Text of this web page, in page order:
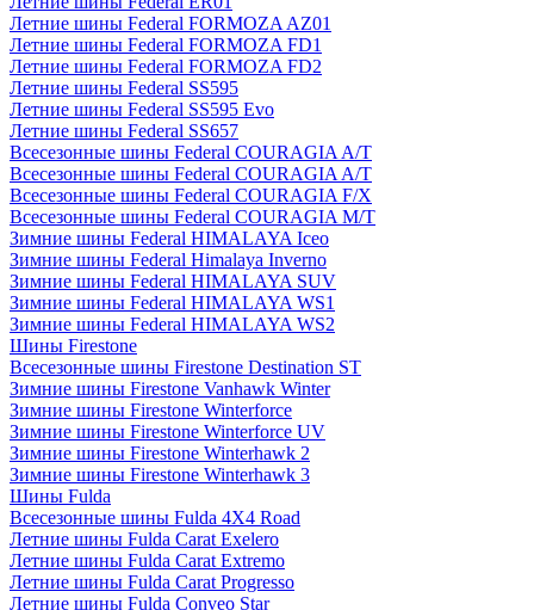
Летние шины Federal FORMOZA AZ01
Летние шины Federal FORMOZA FD1
Летние шины Federal FORMOZA FD2
Летние шины Federal SS595
Летние шины Federal SS595 Evo
Летние шины Federal SS657
Всесезонные шины Federal COURAGIA A/T
Всесезонные шины Federal COURAGIA A/T
Всесезонные шины Federal COURAGIA F/X
Всесезонные шины Federal COURAGIA M/T
Зимние шины Federal HIMALAYA Iceo
Зимние шины Federal Himalaya Inverno
Зимние шины Federal HIMALAYA SUV
Зимние шины Federal HIMALAYA WS1
Зимние шины Federal HIMALAYA WS2
Шины Firestone
Всесезонные шины Firestone Destination ST
Зимние шины Firestone Vanhawk Winter
Зимние шины Firestone Winterforce
Зимние шины Firestone Winterforce UV
Зимние шины Firestone Winterhawk 2
Зимние шины Firestone Winterhawk 3
Шины Fulda
Всесезонные шины Fulda 4X4 Road
Летние шины Fulda Carat Exelero
Летние шины Fulda Carat Extremo
Летние шины Fulda Carat Progresso
Летние шины Fulda Conveo Star